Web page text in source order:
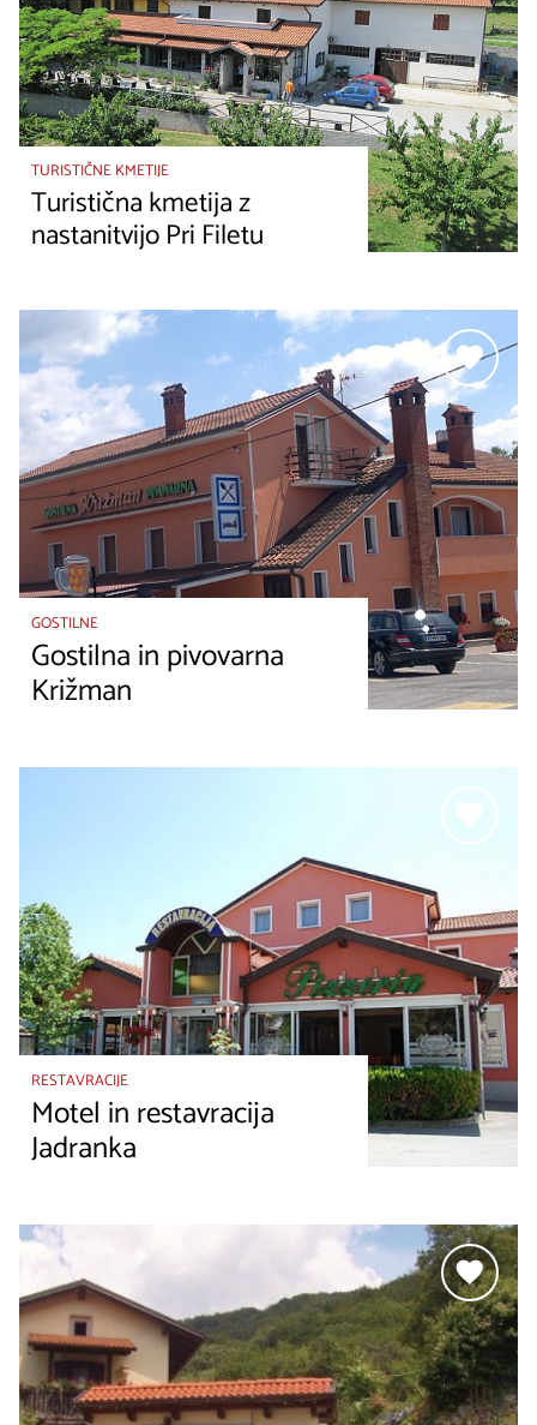
TURISTIČNE KMETIJE
Turistična kmetija z
nastanitvijo Pri Filetu
GOSTILNE
Gostilna in pivovarna
Križman
RESTAVRACIJE
Motel in restavracija
Jadranka